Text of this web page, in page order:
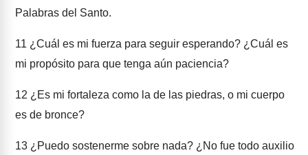
Palabras del Santo.
11 ¿Cuál es mi fuerza para seguir esperando? ¿Cuál es
mi propósito para que tenga aún paciencia?
12 ¿Es mi fortaleza como la de las piedras, o mi cuerpo
es de bronce?
13 ¿Puedo sostenerme sobre nada? ¿No fue todo auxilio